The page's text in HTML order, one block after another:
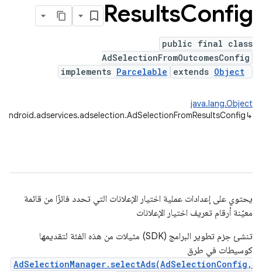
ResultsConfig
public final class
AdSelectionFromOutcomesConfig
extends Object
implements Parcelable
java.lang.Object
↳
android.adservices.adselection.AdSelectionFromResultsConfig
يحتوي على إعدادات عملية اختيار الإعلانات التي تحدد فائزًا من قائمة
معيّنة أرقام تعريف اختيار الإعلانات
تنشئ حِزم تطوير البرامج (SDK) مثيلات من هذه الفئة لتقديمها
كوسيطات في طرق
AdSelectionManager.selectAds(AdSelectionConfig,